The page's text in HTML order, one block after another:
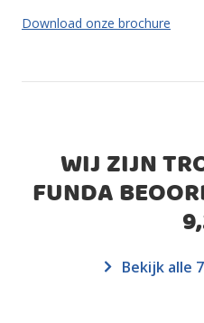
Download onze brochure
WIJ ZIJN
FUNDA
Bekijk alle